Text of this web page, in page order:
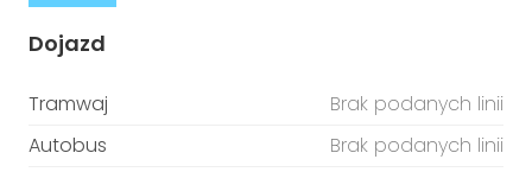
Dojazd
Tramwaj
Brak podanych linii
Autobus
Brak podanych linii